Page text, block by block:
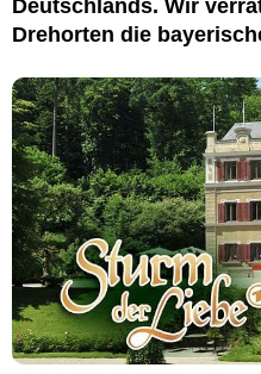
Deutschlands. Wir
Drehorten die